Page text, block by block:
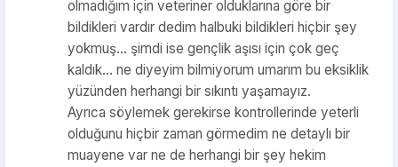
olmadığım için veteriner olduklarına göre bir
bildikleri vardır dedim halbuki bildikleri hiçbir şey
yokmuş… şimdi ise gençlik aşısı için çok geç
kaldık… ne diyeyim bilmiyorum umarım bu eksiklik
yüzünden herhangi bir sıkıntı yaşamayız.
Ayrıca söylemek gerekirse kontrollerinde yeterli
olduğunu hiçbir zaman görmedim ne detaylı bir
muayene var ne de herhangi bir şey hekim